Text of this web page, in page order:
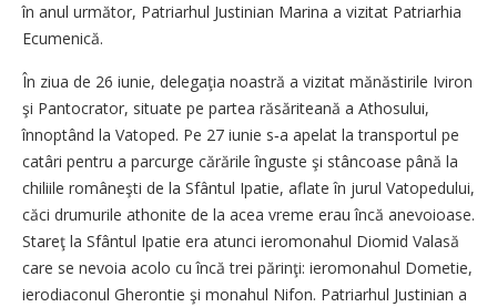
în anul următor, Patriarhul Justinian Marina a vizitat Patriarhia
Ecumenică.
În ziua de 26 iunie, delegaţia noastră a vizitat mănăstirile Iviron
şi Pantocrator, situate pe partea răsăriteană a Athosului,
înnoptând la Vatoped. Pe 27 iunie s‑a apelat la transportul pe
catâri pentru a parcurge cărările înguste şi stâncoase până la
chiliile româ­neşti de la Sfântul Ipatie, aflate în jurul Vatopedului,
căci drumurile athonite de la acea vreme erau încă anevoioase.
Stareţ la Sfântul Ipatie era atunci ieromonahul Diomid Valasă
care se nevoia acolo cu încă trei părinţi: ieromonahul Dometie,
ierodiaconul Gherontie şi monahul Nifon. Patriarhul Justinian a